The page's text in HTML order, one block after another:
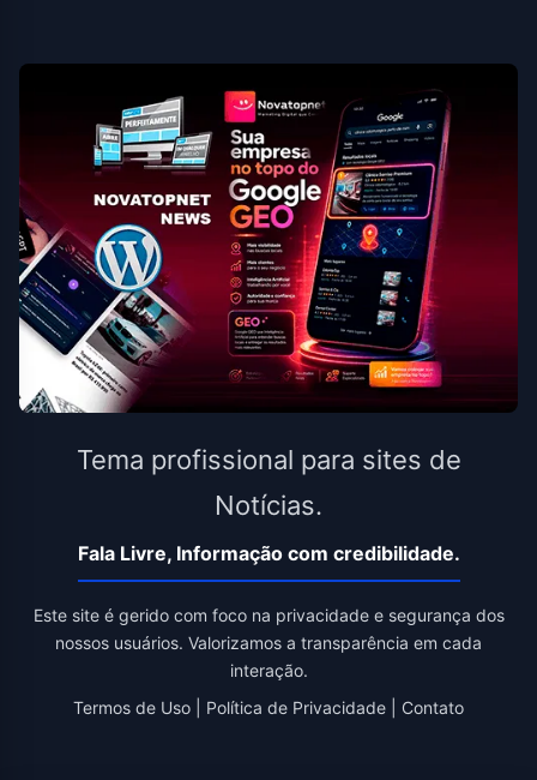
Tema profissional para sites de
Notícias.
Fala Livre, Informação com credibilidade.
Este site é gerido com foco na privacidade e segurança dos
nossos usuários. Valorizamos a transparência em cada
interação.
Termos de Uso
Política de Privacidade Contato